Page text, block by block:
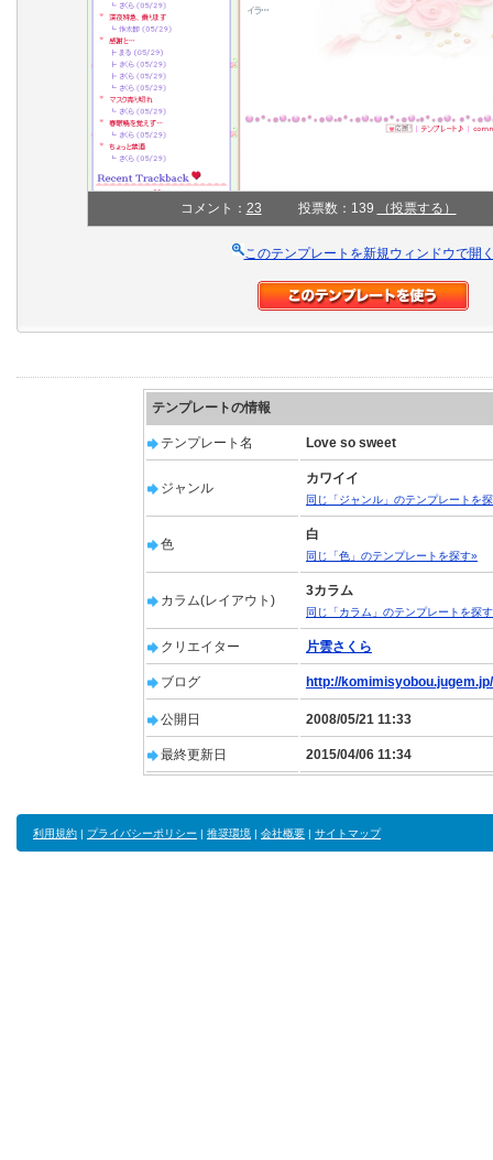
コメント： 23 投票数：139 （投票する）
このテンプレートを新規ウィンドウで開
テンプレートの情報
テンプレート名 Love so sweet
ジャンル
カワイイ
同じ「ジャンル」のテンプレートを
色
白
同じ「色」のテンプレートを探す»
カラム(レイアウト)
3カラム
同じ「カラム」のテンプレートを探
クリエイター 片雲さくら
ブログ http://komimisyobou.jugem.jp/
公開日 2008/05/21 11:33
最終更新日 2015/04/06 11:34
利用規約 | プライバシーポリシー | 推奨環境 | 会社概要 | サイトマップ